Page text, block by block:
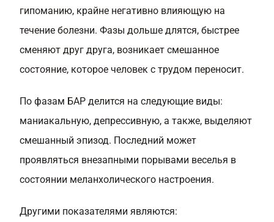
гипоманию, крайне негативно влияющую на
течение болезни. Фазы дольше длятся, быстрее
сменяют друг друга, возникает смешанное
состояние, которое человек с трудом переносит.
По фазам БАР делится на следующие виды:
маниакальную, депрессивную, а также, выделяют
смешанный эпизод. Последний может
проявляться внезапными порывами веселья в
состоянии меланхолического настроения.
Другими показателями являются: